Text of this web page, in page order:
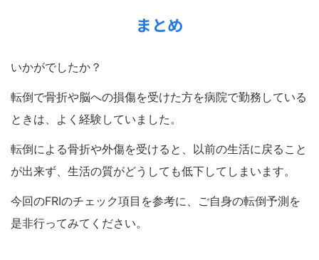
まとめ
いかがでしたか？
転倒で骨折や脳への損傷を受けた方を病院で勤務している
ときは、よく経験していました。
転倒による骨折や外傷を受けると、以前の生活に戻ること
が出来ず、生活の質がどうしても低下してしまいます。
今回のFRIのチェック項目を参考に、ご自身の転倒予測を
是非行ってみてください。